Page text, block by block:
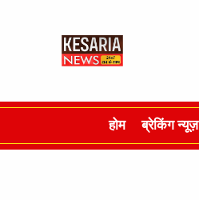
होम ब्रेकिंग न्यूज़